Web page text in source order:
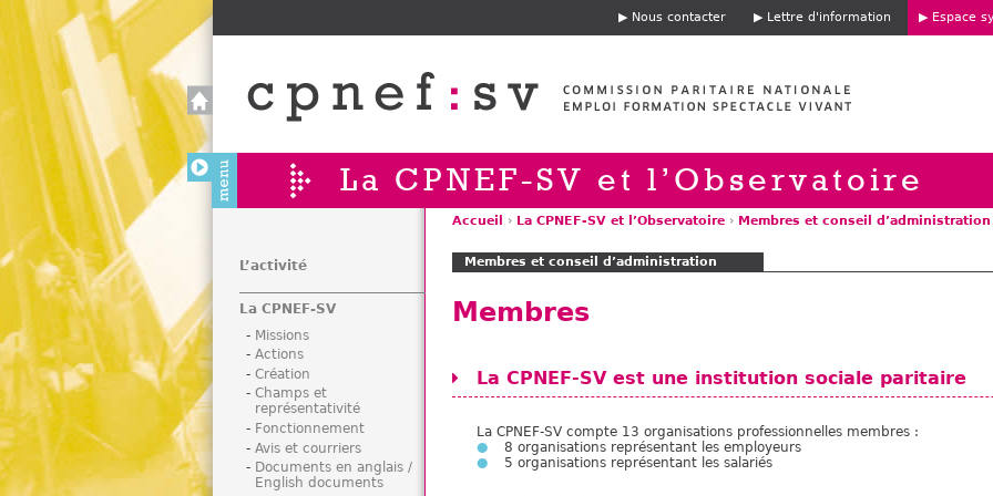
Jump to navigation
E
t
ê
e
Nous contacter Lettre d'information Espace
La CPNEF-SV et l’Observatoire
s
e
Accueil › La CPNEF-SV et l’Observatoire › Membres et conseil d’administration
Membres et conseil d’administration
Membres
La CPNEF-SV est une institution sociale paritaire
La CPNEF-SV compte 13 organisations professionnelles membres :
8 organisations représentant les employeurs
5 organisations représentant les salariés
L’activité
La CPNEF-SV
Missions
Actions
Création
Champs et
représentativité
Fonctionnement
Avis et courriers
Documents en anglais /
English documents